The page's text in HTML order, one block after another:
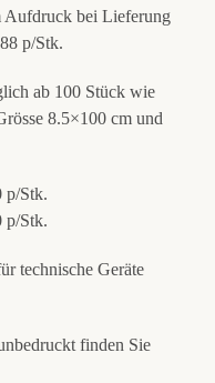
Aufdruck bei Lieferung
p/Stk.
ab 100 Stück wie
8.5×100 cm und
p/Stk.
p/Stk.
technische Geräte
finden Sie